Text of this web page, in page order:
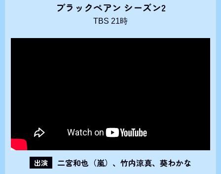
ブラックペアン シーズン2
TBS 21時
出演 二宮和也（嵐）、竹内涼真、葵わかな